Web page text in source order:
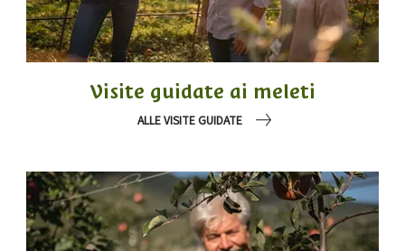
Visite guidate ai meleti
ALLE VISITE GUIDATE